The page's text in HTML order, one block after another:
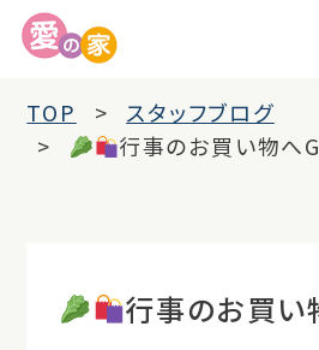
TOP
スタッフブログ
行事のお買い物へ
行事のお買い